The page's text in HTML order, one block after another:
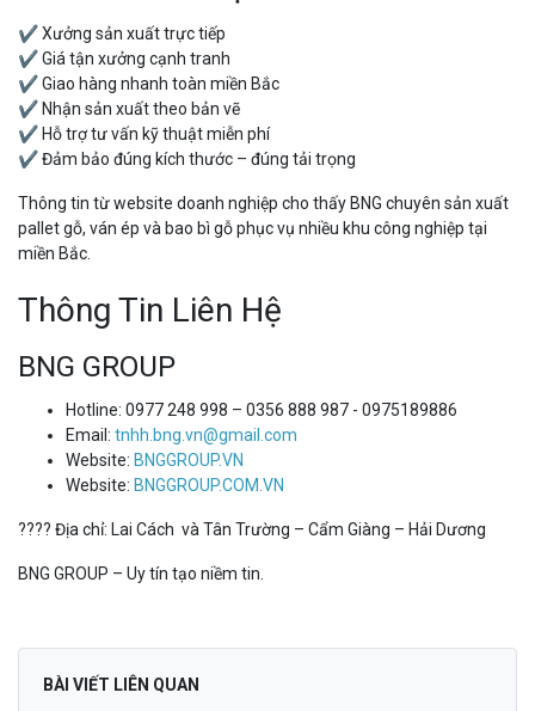
✔ Xưởng sản xuất trực tiếp
✔ Giá tận xưởng cạnh tranh
✔ Giao hàng nhanh toàn miền Bắc
✔ Nhận sản xuất theo bản vẽ
✔ Hỗ trợ tư vấn kỹ thuật miễn phí
✔ Đảm bảo đúng kích thước – đúng tải trọng
Thông tin từ website doanh nghiệp cho thấy BNG chuyên sản xuất
pallet gỗ, ván ép và bao bì gỗ phục vụ nhiều khu công nghiệp tại
miền Bắc.
Thông Tin Liên Hệ
BNG GROUP
Hotline: 0977 248 998 – 0356 888 987 - 0975189886
Email: tnhh.bng.vn@gmail.com
Website: BNGGROUP.VN
Website: BNGGROUP.COM.VN
???? Địa chỉ: Lai Cách và Tân Trường – Cẩm Giàng – Hải Dương
BNG GROUP – Uy tín tạo niềm tin.
BÀI VIẾT LIÊN QUAN